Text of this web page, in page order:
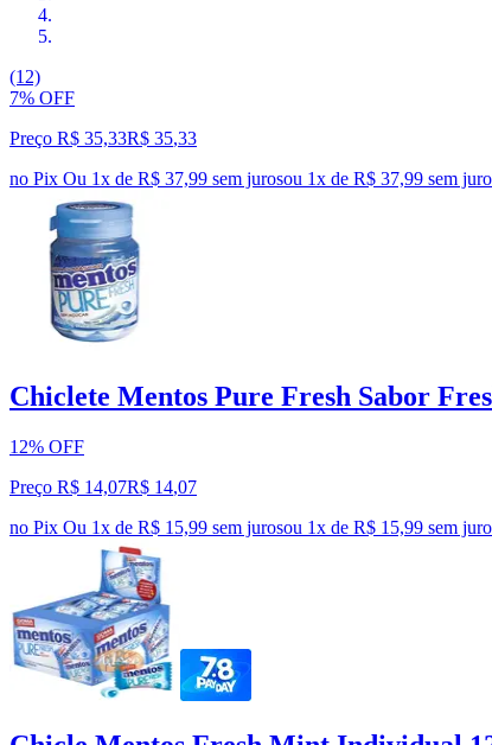
(12)
7% OFF
Preço R$ 35,33R$ 35,33
no Pix Ou 1x de R$ 37,99 sem jurosou 1x de R$ 37,99 sem
Chiclete Mentos Pure Fresh Sabor
12% OFF
Preço R$ 14,07R$ 14,07
no Pix Ou 1x de R$ 15,99 sem jurosou 1x de R$ 15,99 sem